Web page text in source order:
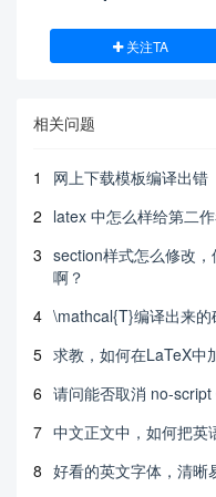
关注TA
相关问题
1
网上下载模板编译出错
2 latex 中怎么样给第二
3 section样式怎么修改
啊？
4 \mathcal{T}编译出来
5 求教，如何在LaTeX中
6 请问能否取消 no-script
7 中文正文中，如何把英
8 好看的英文字体，清晰